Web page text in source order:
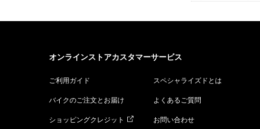
オンラインストアカスタマーサービス
ご利用ガイド
バイクのご注文とお届け
ショッピングクレジット
スペシャライズドとは
よくあるご質問
お問い合わせ